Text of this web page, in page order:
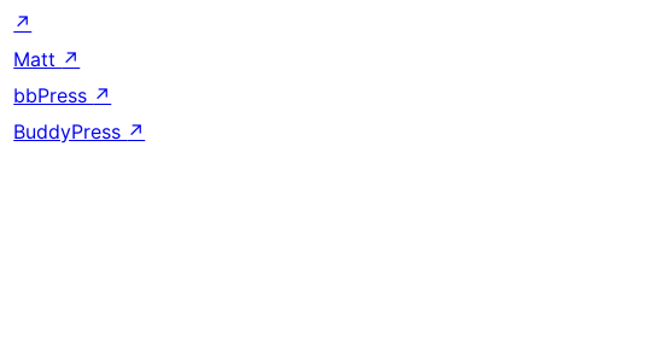
↗
Matt ↗
bbPress ↗
BuddyPress ↗